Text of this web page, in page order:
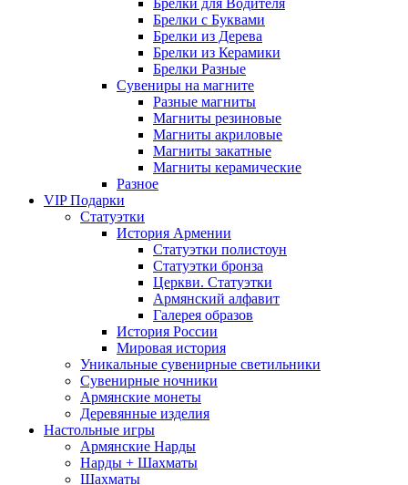
Брелки для Водителя
Брелки с Буквами
Брелки из Дерева
Брелки из Керамики
Брелки Разные
Сувениры на магните
Разные магниты
Магниты резиновые
Магниты акриловые
Магниты закатные
Магниты керамические
Разное
VIP Подарки
Статуэтки
История Армении
Статуэтки полистоун
Статуэтки бронза
Церкви. Статуэтки
Армянский алфавит
Галерея образов
История России
Мировая история
Уникальные сувенирные светильники
Сувенирные ночники
Армянские монеты
Деревянные изделия
Настольные игры
Армянские Нарды
Нарды + Шахматы
Шахматы